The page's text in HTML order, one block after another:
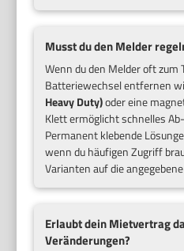
Musst du den Melder
Wenn du den Melder oft zum
Batteriewechsel entfernen
Heavy Duty)oder eine
Klett ermöglicht schnelles
Permanent klebende
wenn du häufigen Zugriff
Varianten auf die
Erlaubt dein Mietvertrag
Veränderungen?